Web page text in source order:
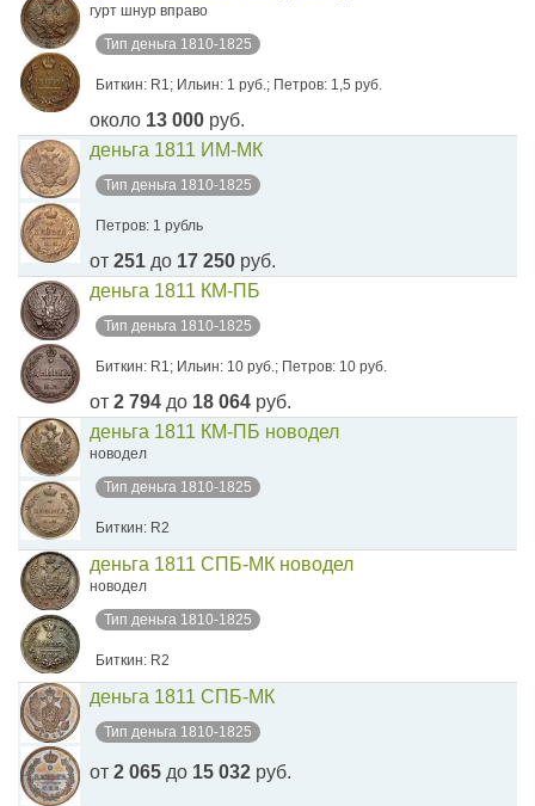
гурт шнур вправо
Тип деньга 1810-1825
Биткин: R1; Ильин: 1 руб.; Петров: 1,5 руб.
около 13 000 руб.
деньга 1811 ИМ-МК
Тип деньга 1810-1825
Петров: 1 рубль
от 251 до 17 250 руб.
деньга 1811 КМ-ПБ
Тип деньга 1810-1825
Биткин: R1; Ильин: 10 руб.; Петров: 10 руб.
от 2 794 до 18 064 руб.
деньга 1811 КМ-ПБ новодел
новодел
Тип деньга 1810-1825
Биткин: R2
деньга 1811 СПБ-МК новодел
новодел
Тип деньга 1810-1825
Биткин: R2
деньга 1811 СПБ-МК
Тип деньга 1810-1825
от 2 065 до 15 032 руб.